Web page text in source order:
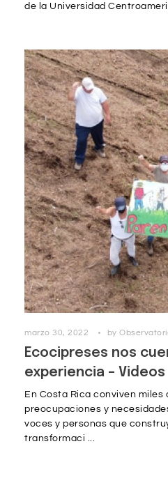
de la Universidad
marzo 30, 2022 by
Ecocipreses nos
experiencia – Videos
En Costa Rica conviven miles
preocupaciones y
voces y personas que
transformaci ...